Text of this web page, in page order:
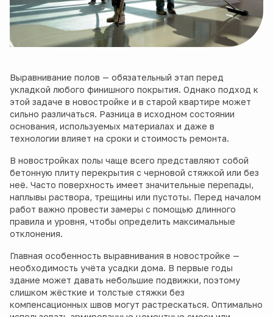
Выравнивание полов — обязательный этап перед
укладкой любого финишного покрытия. Однако подход к
этой задаче в новостройке и в старой квартире может
сильно различаться. Разница в исходном состоянии
основания, используемых материалах и даже в
технологии влияет на сроки и стоимость ремонта.
В новостройках полы чаще всего представляют собой
бетонную плиту перекрытия с черновой стяжкой или без
неё. Часто поверхность имеет значительные перепады,
наплывы раствора, трещины или пустоты. Перед началом
работ важно провести замеры с помощью длинного
правила и уровня, чтобы определить максимальные
отклонения.
Главная особенность выравнивания в новостройке —
необходимость учёта усадки дома. В первые годы
здание может давать небольшие подвижки, поэтому
слишком жёсткие и толстые стяжки без
компенсационных швов могут растрескаться. Оптимально